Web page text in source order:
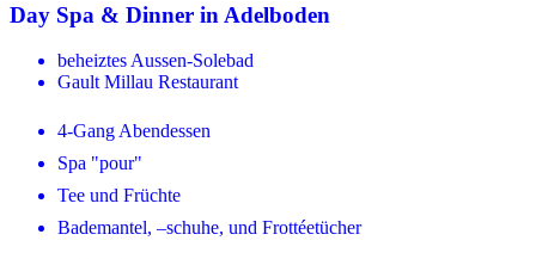
Day Spa & Dinner in Adelboden
beheiztes Aussen-Solebad
Gault Millau Restaurant
4-Gang Abendessen
Spa "pour"
Tee und Früchte
Bademantel, –schuhe, und Frottéetücher